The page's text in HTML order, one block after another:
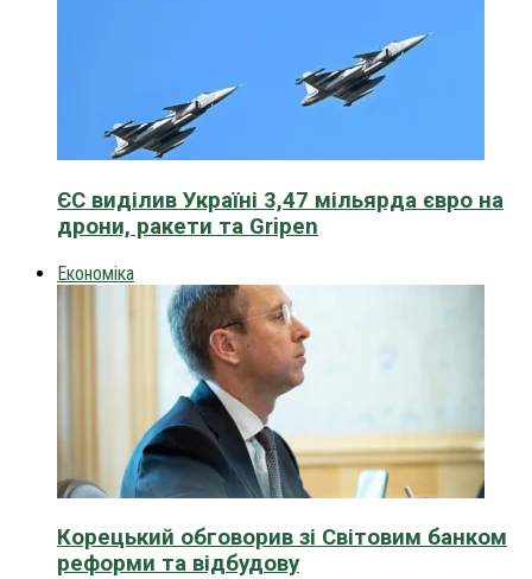
ЄС виділив Україні 3,47 мільярда євро на
дрони, ракети та Gripen
Економіка
Корецький обговорив зі Світовим банком
реформи та відбудову